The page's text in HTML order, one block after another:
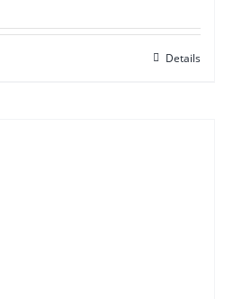
Details